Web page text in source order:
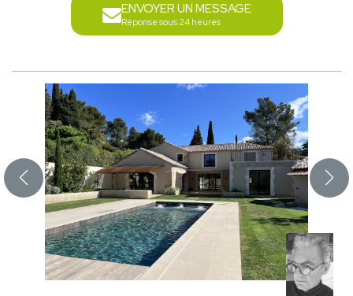
ENVOYER UN MESSAGE
Réponse sous 24 heures